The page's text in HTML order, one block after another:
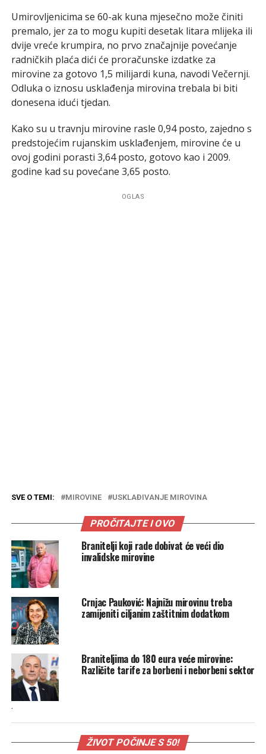
Umirovljenicima se 60-ak kuna mjesečno može činiti
premalo, jer za to mogu kupiti desetak litara mlijeka ili
dvije vreće krumpira, no prvo značajnije povećanje
radničkih plaća dići će proračunske izdatke za
mirovine za gotovo 1,5 milijardi kuna, navodi Večernji.
Odluka o iznosu usklađenja mirovina trebala bi biti
donesena idući tjedan.
Kako su u travnju mirovine rasle 0,94 posto, zajedno s
predstojećim rujanskim usklađenjem, mirovine će u
ovoj godini porasti 3,64 posto, gotovo kao i 2009.
godine kad su povećane 3,65 posto.
OGLAS
SVE O TEMI: MIROVINE USKLAĐIVANJE MIROVINA
PROČITAJTE I OVO
Branitelji koji rade dobivat će veći dio
invalidske mirovine
Crnjac Pauković: Najnižu mirovinu treba
zamijeniti ciljanim zaštitnim dodatkom
Braniteljima do 180 eura veće mirovine:
Različite tarife za borbeni i neborbeni sektor
.
ŽIVOT POČINJE S 50!